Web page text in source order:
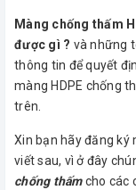
Màng chống thấm
được gì ? và những
thông tin để quyết
màng HDPE chống
trên.
Xin bạn hãy đăng ký
viết sau, vì ở đây
chống thấmcho các